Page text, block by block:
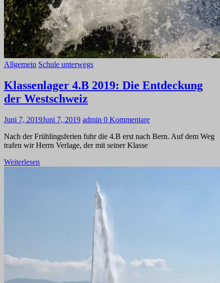
Allgemein Schule unterwegs
Klassenlager 4.B 2019: Die Entdeckung
der Westschweiz
Juni 7, 2019Juni 7, 2019 admin 0 Kommentare
Nach der Frühlingsferien fuhr die 4.B erst nach Bern. Auf dem Weg
trafen wir Herrn Verlage, der mit seiner Klasse
Weiterlesen